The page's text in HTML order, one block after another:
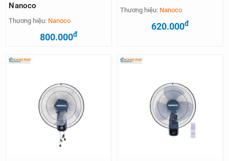
Nanoco
Thương hiệu: Nanoco
800.000đ
Thương hiệu: Nanoco
620.000đ